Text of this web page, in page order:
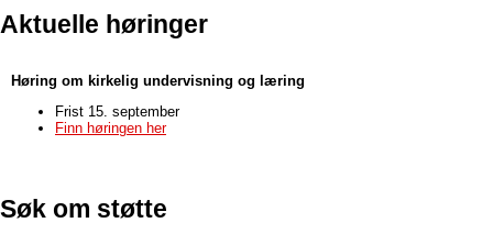
Aktuelle høringer
Høring om kirkelig undervisning og læring
Frist 15. september
Finn høringen her
Søk om støtte